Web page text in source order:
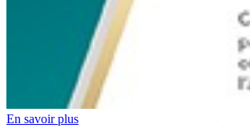
En savoir plus